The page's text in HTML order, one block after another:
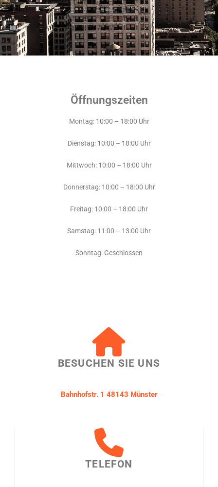
Öffnungszeiten
Montag: 10:00 – 18:00 Uhr
Dienstag: 10:00 – 18:00 Uhr
Mittwoch: 10:00 – 18:00 Uhr
Donnerstag: 10:00 – 18:00 Uhr
Freitag: 10:00 – 18:00 Uhr
Samstag: 11:00 – 13:00 Uhr
Sonntag: Geschlossen
BESUCHEN SIE UNS
Bahnhofstr. 1 48143 Münster
TELEFON